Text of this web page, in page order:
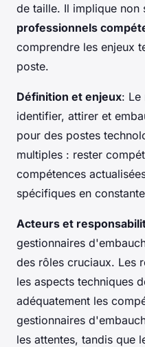
de taille. Il implique non
professionnels
comprendre les enjeux
poste.
Définition et enjeux: Le
identifier, attirer et
pour des postes
multiples : rester
compétences
spécifiques en
Acteurs et
gestionnaires
des rôles cruciaux. Les
les aspects techniques
adéquatement les
gestionnaires
les attentes, tandis que